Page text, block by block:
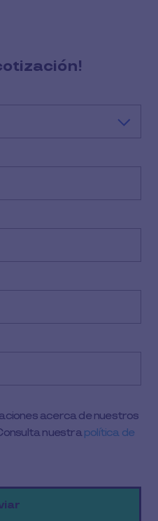
acerca de nuestros
nuestrapolítica de